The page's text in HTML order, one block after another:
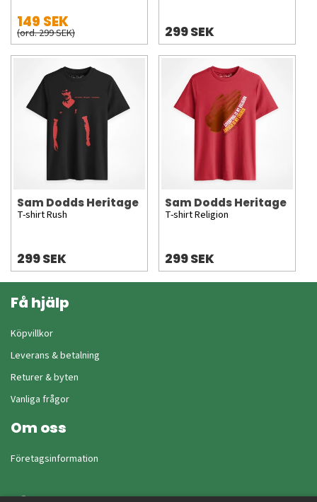
149 SEK
(ord. 299 SEK) 299 SEK
Sam Dodds Heritage
T-shirt Rush
299 SEK
Sam Dodds Heritage
T-shirt Religion
299 SEK
Få hjälp
Köpvillkor
Leverans & betalning
Returer & byten
Vanliga frågor
Om oss
Företagsinformation